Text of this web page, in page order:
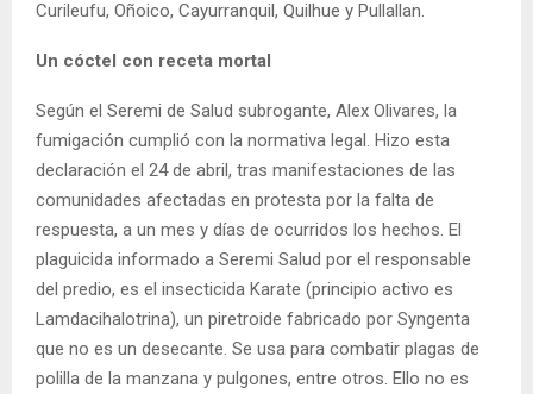
Curileufu, Oñoico, Cayurranquil, Quilhue y Pullallan.
Un cóctel con receta mortal
Según el Seremi de Salud subrogante, Alex Olivares, la
fumigación cumplió con la normativa legal. Hizo esta
declaración el 24 de abril, tras manifestaciones de las
comunidades afectadas en protesta por la falta de
respuesta, a un mes y días de ocurridos los hechos. El
plaguicida informado a Seremi Salud por el responsable
del predio, es el insecticida Karate (principio activo es
Lamdacihalotrina), un piretroide fabricado por Syngenta
que no es un desecante. Se usa para combatir plagas de
polilla de la manzana y pulgones, entre otros. Ello no es